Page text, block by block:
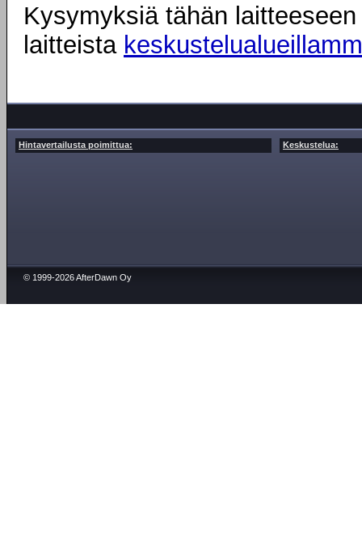
Kysymyksiä tähän
laitteista
Hintavertailusta poimittua: Keskustelua:
© 1999-2026 AfterDawn Oy